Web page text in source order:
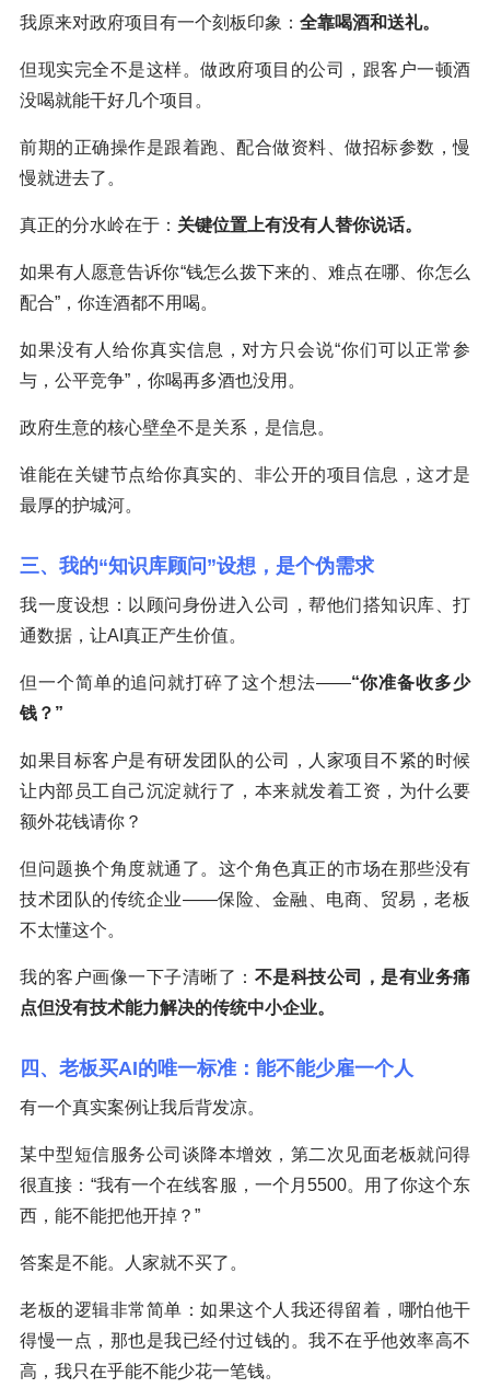
我原来对政府项目有一个刻板印象： 全靠喝酒和送礼。
但现实完全不是这样。做政府项目的公司，跟客户一顿酒
没喝就能干好几个项目。
前期的正确操作是跟着跑、配合做资料、做招标参数，慢
慢就进去了。
真正的分水岭在于： 关键位置上有没有人替你说话。
如果有人愿意告诉你“钱怎么拨下来的、难点在哪、你怎么
配合”，你连酒都不用喝。
如果没有人给你真实信息，对方只会说“你们可以正常参
与，公平竞争”，你喝再多酒也没用。
政府生意的核心壁垒不是关系，是信息。
谁能在关键节点给你真实的、非公开的项目信息，这才是
最厚的护城河。
三、我的“知识库顾问”设想，是个伪需求
我一度设想：以顾问身份进入公司，帮他们搭知识库、打
通数据，让AI真正产生价值。
但一个简单的追问就打碎了这个想法——“你准备收多少
钱？”
如果目标客户是有研发团队的公司，人家项目不紧的时候
让内部员工自己沉淀就行了，本来就发着工资，为什么要
额外花钱请你？
但问题换个角度就通了。这个角色真正的市场在那些没有
技术团队的传统企业——保险、金融、电商、贸易，老板
不太懂这个。
我的客户画像一下子清晰了： 不是科技公司，是有业务痛
点但没有技术能力解决的传统中小企业。
四、老板买AI的唯一标准：能不能少雇一个人
有一个真实案例让我后背发凉。
某中型短信服务公司谈降本增效，第二次见面老板就问得
很直接：“我有一个在线客服，一个月5500。用了你这个东
西，能不能把他开掉？”
答案是不能。人家就不买了。
老板的逻辑非常简单：如果这个人我还得留着，哪怕他干
得慢一点，那也是我已经付过钱的。我不在乎他效率高不
高，我只在乎能不能少花一笔钱。